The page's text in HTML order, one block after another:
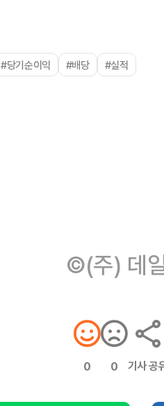
#당기순이익 #배당 #실적
©(주) 데
0 0 기사 공